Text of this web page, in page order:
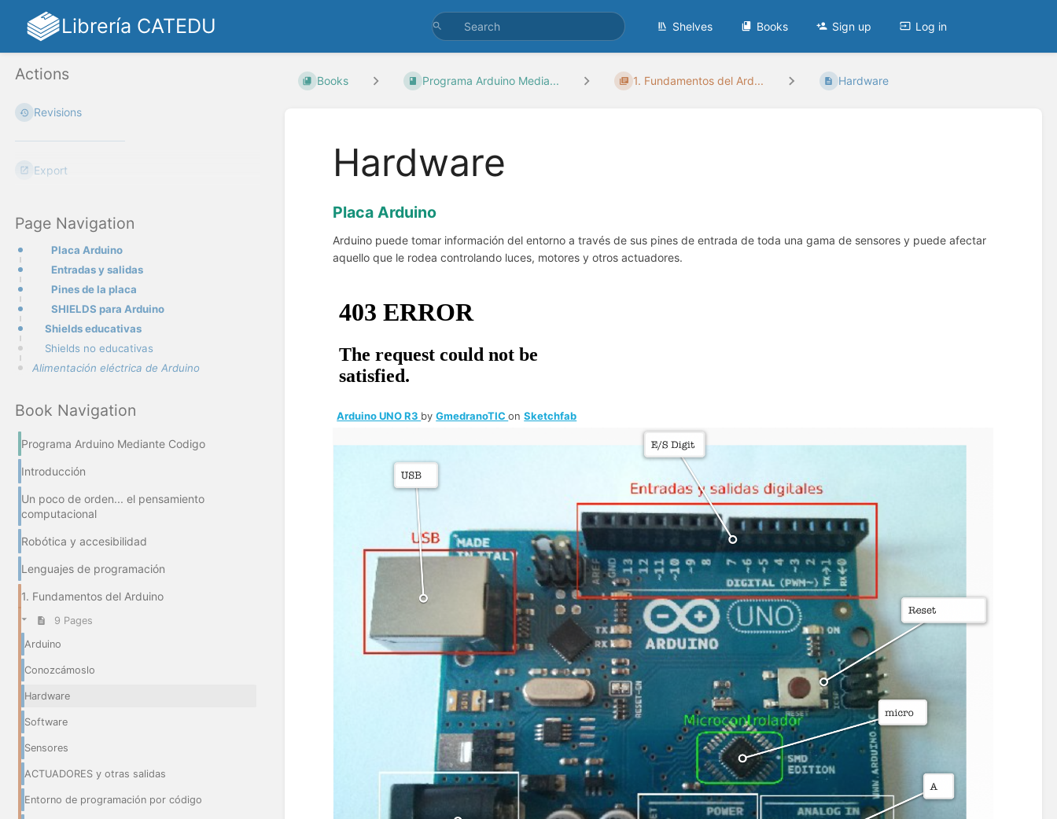
Librería CATEDU Shelves Books Sign up Log in
Actions
Revisions
Export
Page Navigation
Placa Arduino
Entradas y salidas
Pines de la placa
SHIELDS para Arduino
Shields educativas
Shields no educativas
Alimentación eléctrica de Arduino
Book Navigation
Programa Arduino Mediante Codigo
Introducción
Un poco de orden... el pensamiento
computacional
Robótica y accesibilidad
Lenguajes de programación
1. Fundamentos del Arduino
9 Pages
Arduino
Conozcámoslo
Hardware
Software
Sensores
ACTUADORES y otras salidas
Entorno de programación por código
Books Programa Arduino Media... 1. Fundamentos del Ard... Hardware
Hardware
Placa Arduino
Arduino puede tomar información del entorno a través de sus pines de entrada de toda una gama de sensores y puede afectar
aquello que le rodea controlando luces, motores y otros actuadores.
Arduino UNO R3 byGmedranoTIConSketchfab